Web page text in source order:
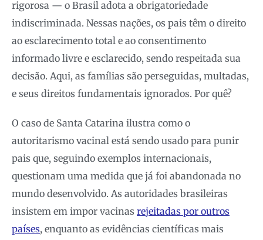
rigorosa — o Brasil adota a obrigatoriedade
indiscriminada. Nessas nações, os pais têm o direito
ao esclarecimento total e ao consentimento
informado livre e esclarecido, sendo respeitada sua
decisão. Aqui, as famílias são perseguidas, multadas,
e seus direitos fundamentais ignorados. Por quê?
O caso de Santa Catarina ilustra como o
autoritarismo vacinal está sendo usado para punir
pais que, seguindo exemplos internacionais,
questionam uma medida que já foi abandonada no
mundo desenvolvido. As autoridades brasileiras
insistem em impor vacinas rejeitadas por outros
países, enquanto as evidências científicas mais